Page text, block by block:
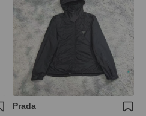
Prada